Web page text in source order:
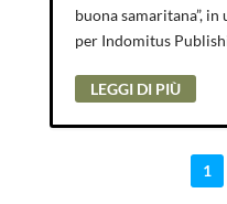
buona samaritana”,
per Indomitus
LEGGI DI PIÙ
1